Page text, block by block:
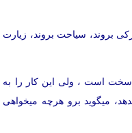
بروند، سیاحت بروند، زیارت
سخت است ، ولی این کار را به
می­گوید برو هرچه می­خواهی